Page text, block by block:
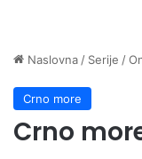
Naslovna / Serije /
Crno more
Crno